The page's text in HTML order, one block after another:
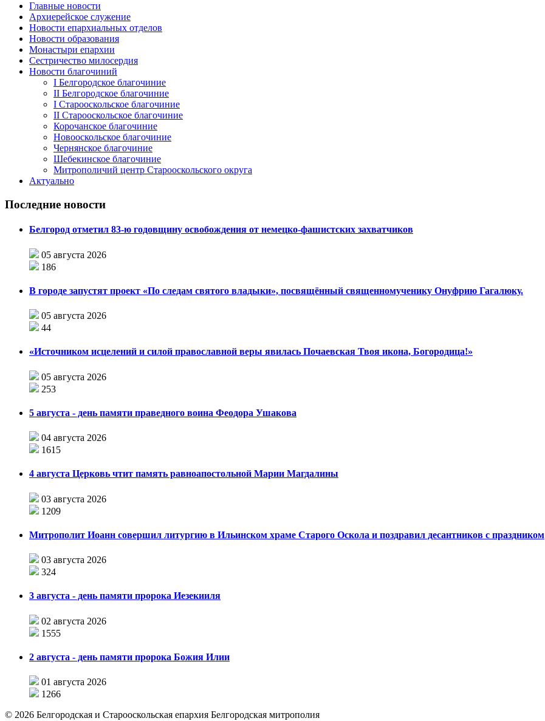
Главные новости
Архиерейское служение
Новости епархиальных отделов
Новости образования
Монастыри епархии
Сестричество милосердия
Новости благочиний
I Белгородское благочиние
II Белгородское благочиние
I Старооскольское благочиние
II Старооскольское благочиние
Корочанское благочиние
Новооскольское благочиние
Чернянское благочиние
Шебекинское благочиние
Митрополичий центр Старооскольского округа
Актуально
Последние новости
Белгород отметил 83-ю годовщину освобождения от немецко-фашистских захватчиков
05 августа 2026
186
В городе запустят проект «По следам святого владыки», посвящённый священномученику Онуфрию Гагалюку.
05 августа 2026
44
«Источником исцелений и силой православной веры явилась Почаевская Твоя икона, Богородица!»
05 августа 2026
253
5 августа - день памяти праведного воина Феодора Ушакова
04 августа 2026
1615
4 августа Церковь чтит память равноапостольной Марии Магдалины
03 августа 2026
1209
Митрополит Иоанн совершил литургию в Ильинском храме Старого Оскола и поздравил десантников с праздником
03 августа 2026
324
3 августа - день памяти пророка Иезекииля
02 августа 2026
1555
2 августа - день памяти пророка Божия Илии
01 августа 2026
1266
© 2026 Белгородская и Старооскольская епархия Белгородская митрополия